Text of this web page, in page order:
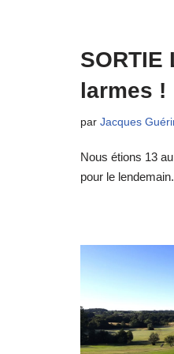
larmes !
par Jacques
Nous étions 13
pour le